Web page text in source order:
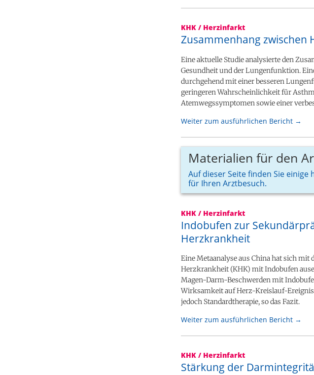
KHK / Herzinfarkt
Zusammenhang zwischen
Eine aktuelle Studie analysierte den
Gesundheit und der Lungenfunktion.
durchgehend mit einer besseren
geringeren Wahrscheinlichkeit für
Atemwegssymptomen sowie einer
Weiter zum ausführlichen Bericht →
Materialien für den
Auf dieser Seite finden Sie einige
für Ihren Arztbesuch.
KHK / Herzinfarkt
Indobufen zur
Herzkrankheit
Eine Metaanalyse aus China hat sich
Herzkrankheit (KHK) mit Indobufen
Magen-Darm-Beschwerden mit
Wirksamkeit auf Herz-Kreislauf-
jedoch Standardtherapie, so das Fazit.
Weiter zum ausführlichen Bericht →
KHK / Herzinfarkt
Stärkung der